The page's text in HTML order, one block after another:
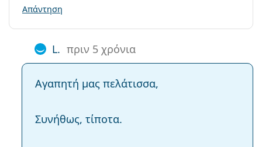
Απάντηση
L. πριν 5 χρόνια
Αγαπητή μας πελάτισσα,
Συνήθως, τίποτα.